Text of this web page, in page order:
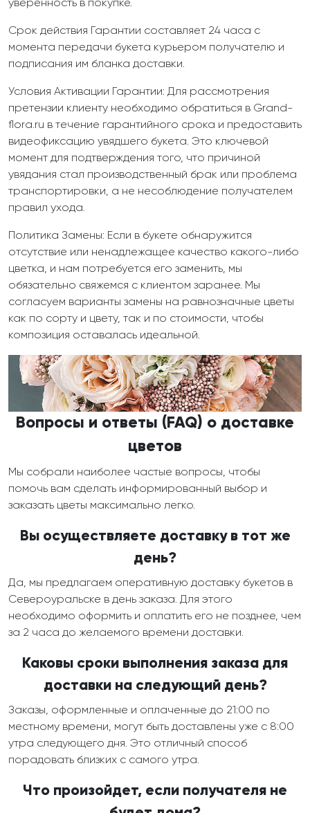
уверенность в покупке.
Срок действия Гарантии составляет 24 часа с
момента передачи букета курьером получателю и
подписания им бланка доставки.
Условия Активации Гарантии: Для рассмотрения
претензии клиенту необходимо обратиться в Grand-
flora.ru в течение гарантийного срока и предоставить
видеофиксацию увядшего букета. Это ключевой
момент для подтверждения того, что причиной
увядания стал производственный брак или проблема
транспортировки, а не несоблюдение получателем
правил ухода.
Политика Замены: Если в букете обнаружится
отсутствие или ненадлежащее качество какого-либо
цветка, и нам потребуется его заменить, мы
обязательно свяжемся с клиентом заранее. Мы
согласуем варианты замены на равнозначные цветы
как по сорту и цвету, так и по стоимости, чтобы
композиция оставалась идеальной.
Вопросы и ответы (FAQ) о доставке
цветов
Мы собрали наиболее частые вопросы, чтобы
помочь вам сделать информированный выбор и
заказать цветы максимально легко.
Вы осуществляете доставку в тот же
день?
Да, мы предлагаем оперативную доставку букетов в
Североуральске в день заказа. Для этого
необходимо оформить и оплатить его не позднее, чем
за 2 часа до желаемого времени доставки.
Каковы сроки выполнения заказа для
доставки на следующий день?
Заказы, оформленные и оплаченные до 21:00 по
местному времени, могут быть доставлены уже с 8:00
утра следующего дня. Это отличный способ
порадовать близких с самого утра.
Что произойдет, если получателя не